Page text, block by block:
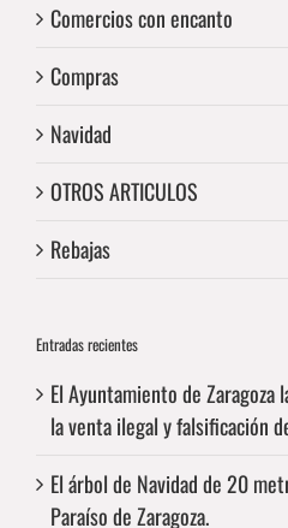
Comercios con encanto
Compras
Navidad
OTROS ARTICULOS
Rebajas
Entradas recientes
El Ayuntamiento de Zaragoza
la venta ilegal y falsificación
El árbol de Navidad de 20
Paraíso de Zaragoza.